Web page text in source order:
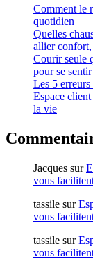
Comment le
quotidien
Quelles
allier
Courir seule
pour se
Les 5
Espace
la vie
Jacques sur
vous
tassile sur
vous
tassile sur
vous